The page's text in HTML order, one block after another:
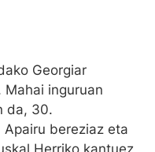
Georgiar
inguruan
da, 30.
bereziaz eta
Herriko kantuez